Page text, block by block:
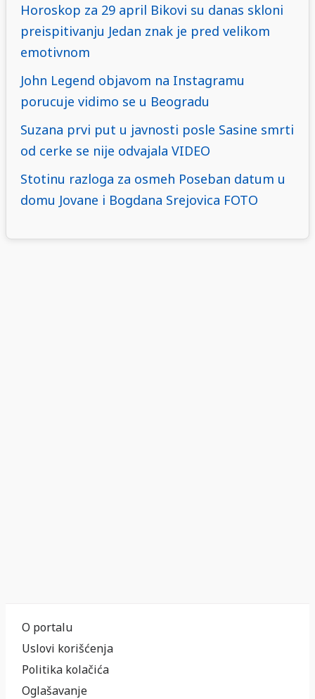
Horoskop za 29 april Bikovi su danas skloni
preispitivanju Jedan znak je pred velikom
emotivnom
John Legend objavom na Instagramu
porucuje vidimo se u Beogradu
Suzana prvi put u javnosti posle Sasine smrti
od cerke se nije odvajala VIDEO
Stotinu razloga za osmeh Poseban datum u
domu Jovane i Bogdana Srejovica FOTO
O portalu
Uslovi korišćenja
Politika kolačića
Oglašavanje